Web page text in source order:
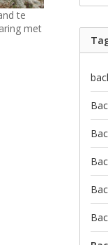
te
met